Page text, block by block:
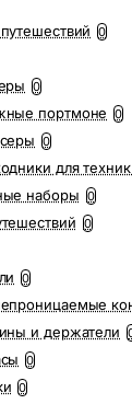
0
0
портмоне 0
0
для
наборы 0
0
0
и держатели
0
0